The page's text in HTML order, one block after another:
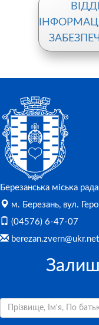
Березанська міська
м. Березань, вул.
(04576) 6-47-07
berezan.zvern@ukr.net